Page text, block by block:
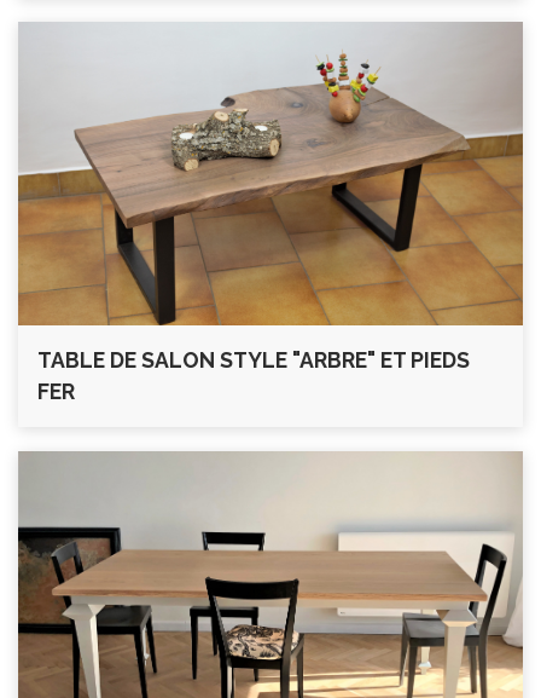
TABLE DE SALON STYLE "ARBRE" ET PIEDS
FER